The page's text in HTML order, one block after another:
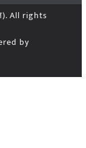
. All rights
by